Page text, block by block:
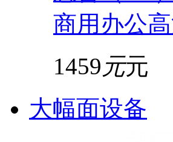
商用办公
1459 元元
大幅面设备